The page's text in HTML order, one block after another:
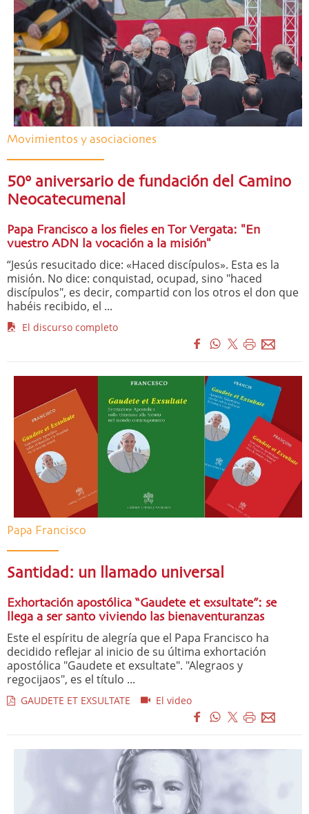
Movimientos y asociaciones
50° aniversario de fundación del Camino
Neocatecumenal
Papa Francisco a los fieles en Tor Vergata: "En
vuestro ADN la vocación a la misión"
“Jesús resucitado dice: «Haced discípulos». Esta es la
misión. No dice: conquistad, ocupad, sino "haced
discípulos", es decir, compartid con los otros el don que
habéis recibido, el ...
El discurso completo
Papa Francisco
Santidad: un llamado universal
Exhortación apostólica “Gaudete et exsultate”: se
llega a ser santo viviendo las bienaventuranzas
Este el espíritu de alegría que el Papa Francisco ha
decidido reflejar al inicio de su última exhortación
apostólica "Gaudete et exsultate". "Alegraos y
regocijaos", es el título ...
GAUDETE ET EXSULTATE El video